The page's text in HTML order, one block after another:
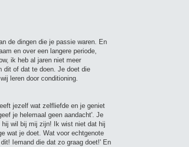
de dingen die je passie waren. En
en over een langere periode,
ik heb al jaren niet meer
dit of dat te doen. Je doet die
leren door conditioning.
jezelf wat zelfliefde en je geniet
je helemaal geen aandacht'. Je
wil bij mij zijn! Ik wist niet dat hij
wat je doet. Wat voor echtgenote
Iemand die dat zo graag doet!' En